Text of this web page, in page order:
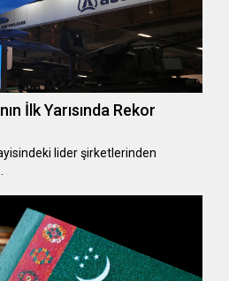
İlk Yarısında Rekor
lider şirketlerinden